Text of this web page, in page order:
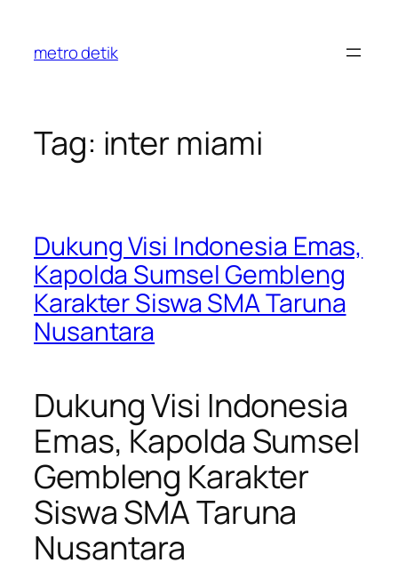
content
metro detik
Tag: inter miami
Dukung Visi Indonesia Emas,
Kapolda Sumsel Gembleng
Karakter Siswa SMA Taruna
Nusantara
Dukung Visi Indonesia
Emas, Kapolda Sumsel
Gembleng Karakter
Siswa SMA Taruna
Nusantara